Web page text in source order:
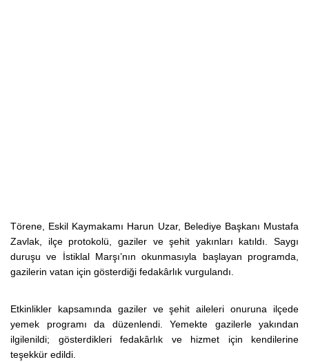
Törene, Eskil Kaymakamı Harun Uzar, Belediye Başkanı Mustafa
Zavlak, ilçe protokolü, gaziler ve şehit yakınları katıldı. Saygı
duruşu ve İstiklal Marşı’nın okunmasıyla başlayan programda,
gazilerin vatan için gösterdiği fedakârlık vurgulandı.
Etkinlikler kapsamında gaziler ve şehit aileleri onuruna ilçede
yemek programı da düzenlendi. Yemekte gazilerle yakından
ilgilenildi; gösterdikleri fedakârlık ve hizmet için kendilerine
teşekkür edildi.